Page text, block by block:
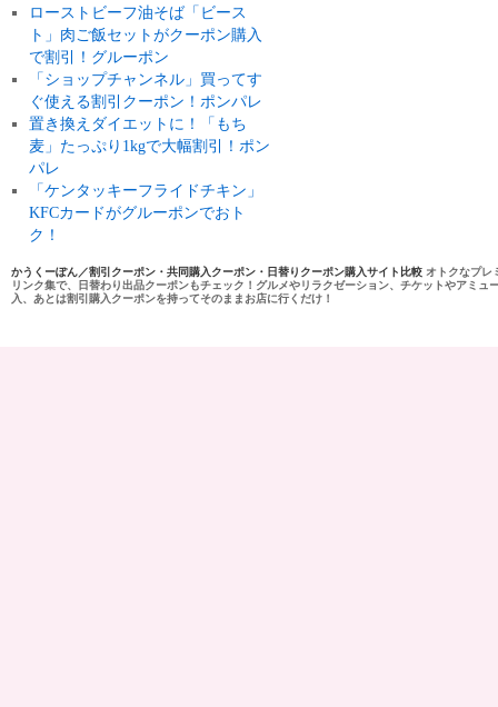
ローストビーフ油そば「ビース
ト」肉ご飯セットがクーポン購入
で割引！グルーポン
「ショップチャンネル」買ってす
ぐ使える割引クーポン！ポンパレ
置き換えダイエットに！「もち
麦」たっぷり1kgで大幅割引！ポン
パレ
「ケンタッキーフライドチキン」
KFCカードがグルーポンでおト
ク！
かうくーぽん／割引クーポン・共同購入クーポン・日替りクーポン購入サイト比較 オトクなプレ
リンク集で、日替わり出品クーポンもチェック！グルメやリラクゼーション、チケットやアミ
入、あとは割引購入クーポンを持ってそのままお店に行くだけ！